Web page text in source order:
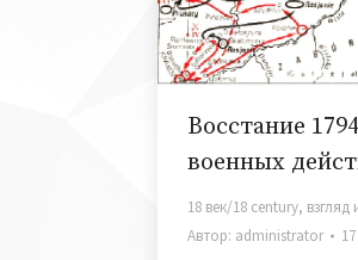
Восстание
военных
18 век/18 century, взгляд
Автор: administrator